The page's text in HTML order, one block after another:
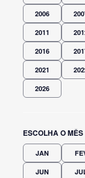
2006
2011
2016
2021
2026
ESCOLHA O MÊS
JAN
JUN